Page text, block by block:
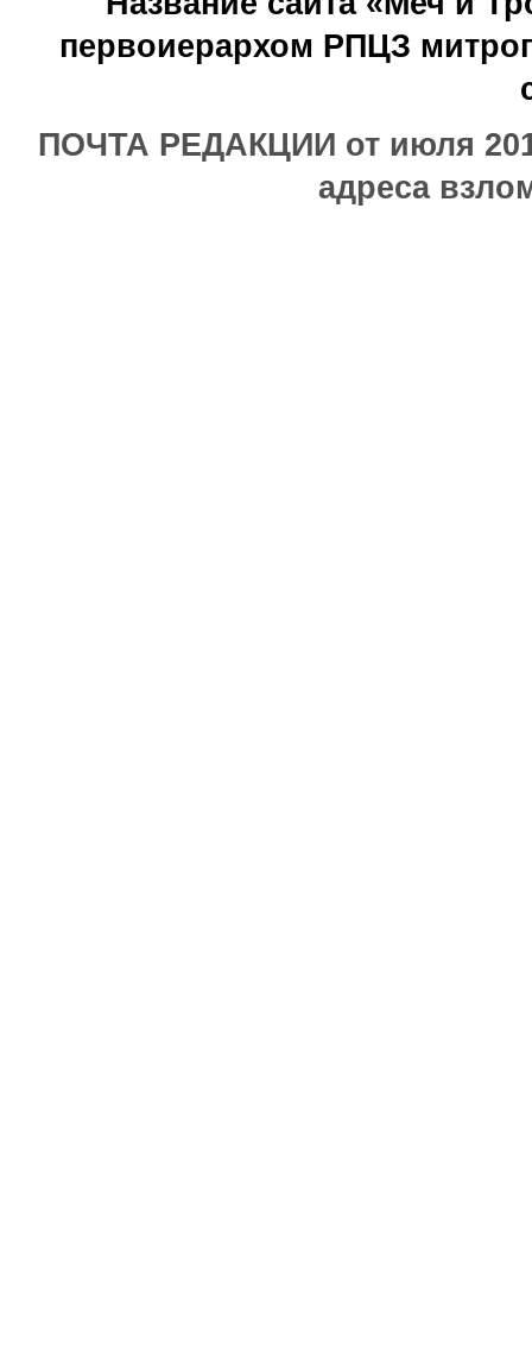
первоиерархом РПЦЗ
ПОЧТА РЕДАКЦИИ от июля
адреса